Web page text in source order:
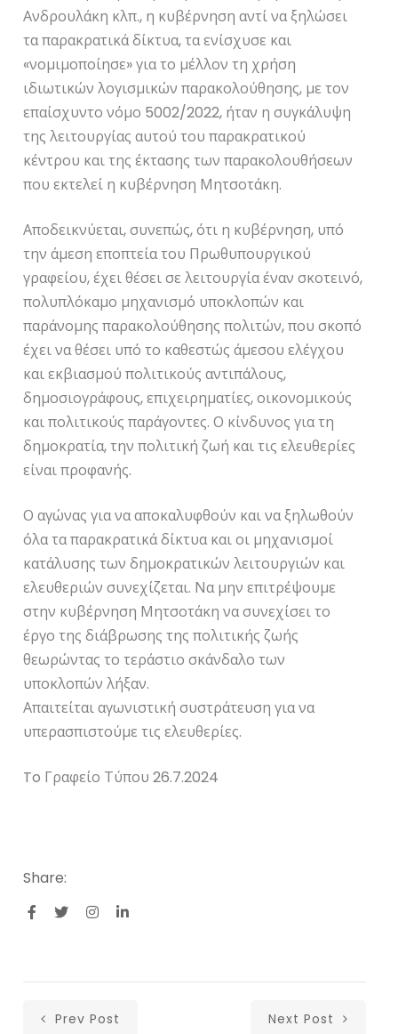
Ανδρουλάκη κλπ., η κυβέρνηση αντί να ξηλώσει
τα παρακρατικά δίκτυα, τα ενίσχυσε και
«νομιμοποίησε» για το μέλλον τη χρήση
ιδιωτικών λογισμικών παρακολούθησης, με τον
επαίσχυντο νόμο 5002/2022, ήταν η συγκάλυψη
της λειτουργίας αυτού του παρακρατικού
κέντρου και της έκτασης των παρακολουθήσεων
που εκτελεί η κυβέρνηση Μητσοτάκη.
Αποδεικνύεται, συνεπώς, ότι η κυβέρνηση, υπό
την άμεση εποπτεία του Πρωθυπουργικού
γραφείου, έχει θέσει σε λειτουργία έναν σκοτεινό,
πολυπλόκαμο μηχανισμό υποκλοπών και
παράνομης παρακολούθησης πολιτών, που σκοπό
έχει να θέσει υπό το καθεστώς άμεσου ελέγχου
και εκβιασμού πολιτικούς αντιπάλους,
δημοσιογράφους, επιχειρηματίες, οικονομικούς
και πολιτικούς παράγοντες. Ο κίνδυνος για τη
δημοκρατία, την πολιτική ζωή και τις ελευθερίες
είναι προφανής.
Ο αγώνας για να αποκαλυφθούν και να ξηλωθούν
όλα τα παρακρατικά δίκτυα και οι μηχανισμοί
κατάλυσης των δημοκρατικών λειτουργιών και
ελευθεριών συνεχίζεται. Να μην επιτρέψουμε
στην κυβέρνηση Μητσοτάκη να συνεχίσει το
έργο της διάβρωσης της πολιτικής ζωής
θεωρώντας το τεράστιο σκάνδαλο των
υποκλοπών λήξαν.
Απαιτείται αγωνιστική συστράτευση για να
υπερασπιστούμε τις ελευθερίες.
To Γραφείο Τύπου 26.7.2024
Share:
Prev Post Next Post